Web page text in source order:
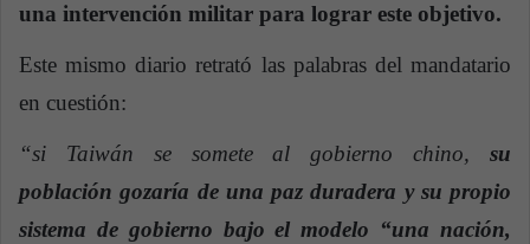
una intervención militar para lograr este objetivo.
Este mismo diario retrató las palabras del mandatario
en cuestión:
“si Taiwán se somete al gobierno chino, su
población gozaría de una paz duradera y su propio
sistema de gobierno bajo el modelo “una nación,